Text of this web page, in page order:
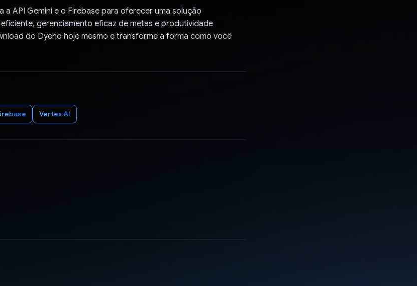
a API Gemini e o Firebase para oferecer uma solução
gerenciamento eficaz de metas e produtividade
do Dyeno hoje mesmo e transforme a forma como você
Vertex AI